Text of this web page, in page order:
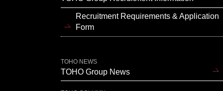
Recruitment Requirements & Application
Form
TOHO NEWS
TOHO Group News